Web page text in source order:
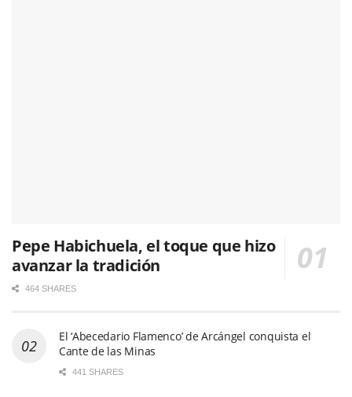
Pepe Habichuela, el toque que hizo
avanzar la tradición
464 SHARES
El ‘Abecedario Flamenco’ de Arcángel conquista el
Cante de las Minas
441 SHARES